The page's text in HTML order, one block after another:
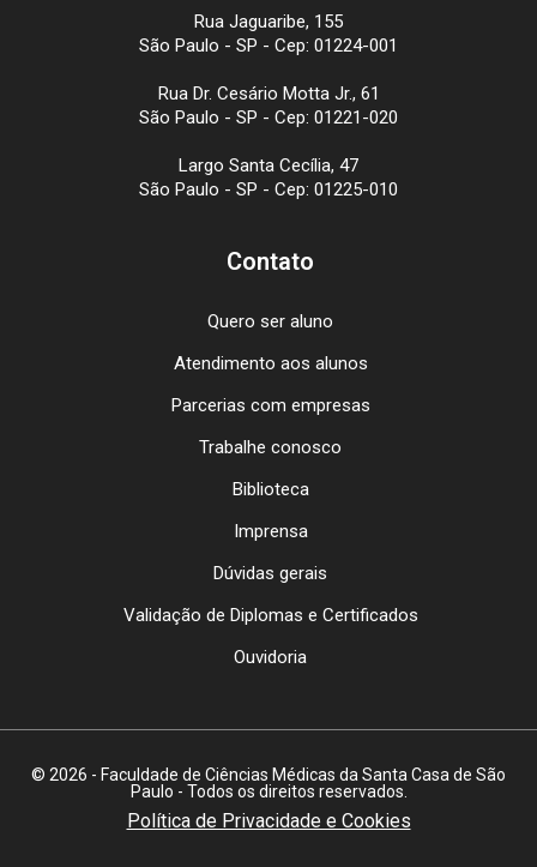
Rua Jaguaribe, 155
São Paulo - SP - Cep: 01224-001
Rua Dr. Cesário Motta Jr., 61
São Paulo - SP - Cep: 01221-020
Largo Santa Cecília, 47
São Paulo - SP - Cep: 01225-010
Contato
Quero ser aluno
Atendimento aos alunos
Parcerias com empresas
Trabalhe conosco
Biblioteca
Imprensa
Dúvidas gerais
Validação de Diplomas e Certificados
Ouvidoria
© 2026 - Faculdade de Ciências Médicas da Santa Casa de São
Paulo - Todos os direitos reservados.
Política de Privacidade e Cookies